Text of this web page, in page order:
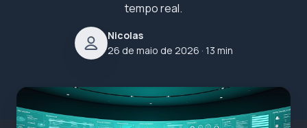
tempo real.
Nicolas
26 de maio de 2026 · 13 min